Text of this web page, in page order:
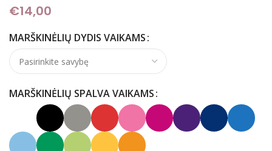
€14,00
MARŠKINĖLIŲ DYDIS VAIKAMS
MARŠKINĖLIŲ SPALVA VAIKAMS